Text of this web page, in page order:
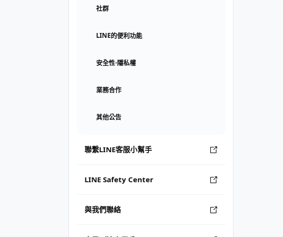
社群
LINE的便利功能
安全性⋅隱私權
業務合作
其他公告
聯繫LINE客服小幫手
LINE Safety Center
與我們聯絡